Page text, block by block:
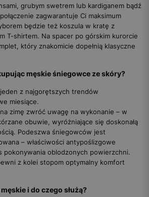
grubym swetrem lub kardiganem bądź
zagwarantuje Ci maksimum
będzie też koszula w kratę z
T-shirtem. Na spacer po górskim kurorcie
który znakomicie dopełnią klasyczne
męskie śniegowce ze skóry?
z najgorętszych trendów
miesiące.
zimę zwróć uwagę na wykonanie – w
obuwie, wyróżniające się doskonałą
Podeszwa śniegowców jest
– właściwości antypoślizgowe
pokonywania oblodzonych powierzchni.
z kolei stopom optymalny komfort
i do czego służą?